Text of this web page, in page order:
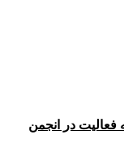
در انجمن